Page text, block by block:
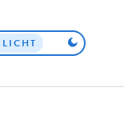
Top
LICHT